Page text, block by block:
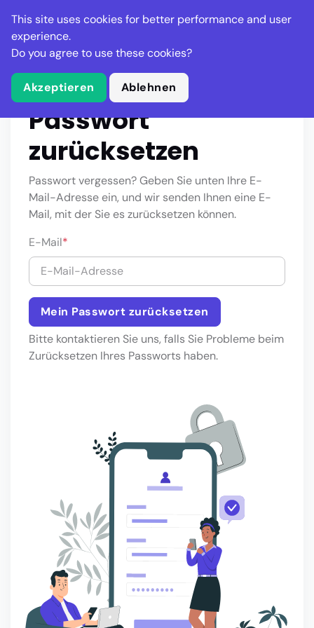
Stella Gastro
Passwort
zurücksetzen
Passwort vergessen? Geben Sie unten Ihre E-
Mail-Adresse ein, und wir senden Ihnen eine E-
Mail, mit der Sie es zurücksetzen können.
E-Mail*
Bitte kontaktieren Sie uns, falls Sie Probleme beim
Zurücksetzen Ihres Passworts haben.
This site uses cookies for better performance and user
experience.
Do you agree to use these cookies?
Akzeptieren Ablehnen